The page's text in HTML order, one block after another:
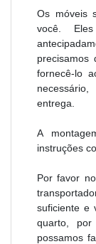
Os móveis
você.
precisamos
fornecê-lo
entrega.
A
instruções
Por favor
suficiente e
quarto,
possamos